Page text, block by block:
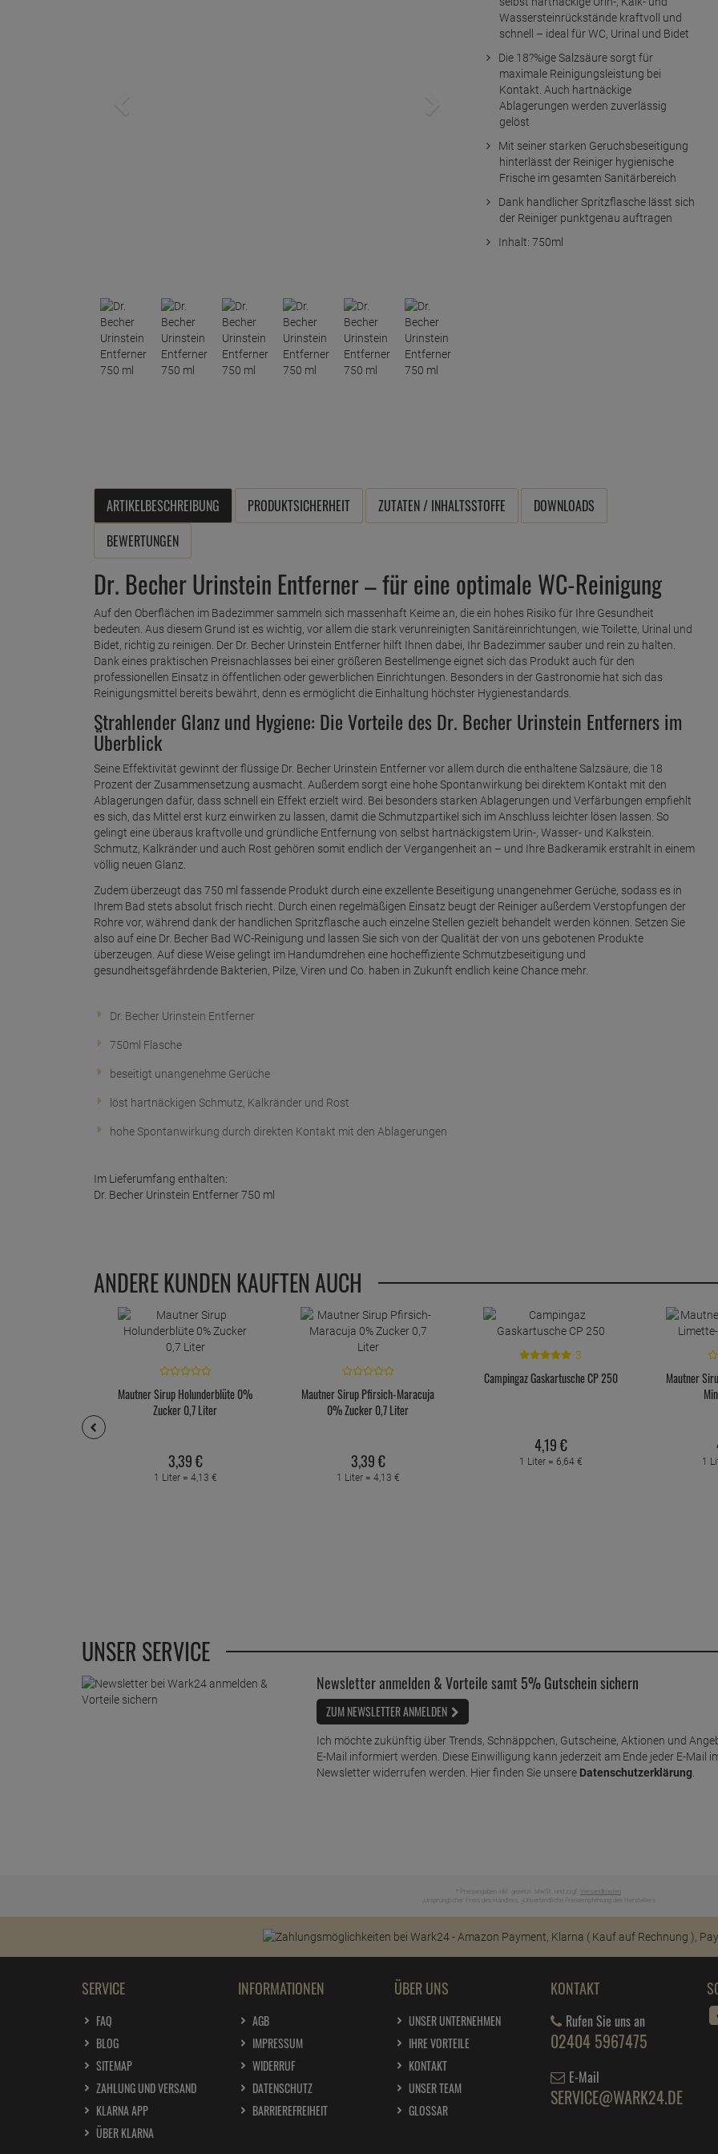
Wassersteinrückstände kraftvoll und
schnell – ideal für WC, Urinal und Bidet
Die 18?%ige Salzsäure sorgt für
maximale Reinigungsleistung bei
Kontakt. Auch hartnäckige
Ablagerungen werden zuverlässig
gelöst
Mit seiner starken Geruchsbeseitigung
hinterlässt der Reiniger hygienische
Frische im gesamten Sanitärbereich
Dank handlicher Spritzflasche lässt sich
der Reiniger punktgenau auftragen
Inhalt: 750ml
ARTIKELBESCHREIBUNG PRODUKTSICHERHEIT ZUTATEN / INHALTSSTOFFE
DOWNLOADS
BEWERTUNGEN
Dr. Becher Urinstein Entferner – für eine optimale WC-Reinigung
Auf den Oberflächen im Badezimmer sammeln sich massenhaft Keime an, die ein hohes Risiko für Ihre Gesundheit
bedeuten. Aus diesem Grund ist es wichtig, vor allem die stark verunreinigten Sanitäreinrichtungen, wie Toilette, Urinal und
Bidet, richtig zu reinigen. Der Dr. Becher Urinstein Entferner hilft Ihnen dabei, Ihr Badezimmer sauber und rein zu halten.
Dank eines praktischen Preisnachlasses bei einer größeren Bestellmenge eignet sich das Produkt auch für den
professionellen Einsatz in öffentlichen oder gewerblichen Einrichtungen. Besonders in der Gastronomie hat sich das
Reinigungsmittel bereits bewährt, denn es ermöglicht die Einhaltung höchster Hygienestandards.
Strahlender Glanz und Hygiene: Die Vorteile des Dr. Becher Urinstein Entferners im
Überblick
Seine Effektivität gewinnt der flüssige Dr. Becher Urinstein Entferner vor allem durch die enthaltene Salzsäure, die 18
Prozent der Zusammensetzung ausmacht. Außerdem sorgt eine hohe Spontanwirkung bei direktem Kontakt mit den
Ablagerungen dafür, dass schnell ein Effekt erzielt wird. Bei besonders starken Ablagerungen und Verfärbungen empfiehlt
es sich, das Mittel erst kurz einwirken zu lassen, damit die Schmutzpartikel sich im Anschluss leichter lösen lassen. So
gelingt eine überaus kraftvolle und gründliche Entfernung von selbst hartnäckigstem Urin-, Wasser- und Kalkstein.
Schmutz, Kalkränder und auch Rost gehören somit endlich der Vergangenheit an – und Ihre Badkeramik erstrahlt in einem
völlig neuen Glanz.
Zudem überzeugt das 750 ml fassende Produkt durch eine exzellente Beseitigung unangenehmer Gerüche, sodass es in
Ihrem Bad stets absolut frisch riecht. Durch einen regelmäßigen Einsatz beugt der Reiniger außerdem Verstopfungen der
Rohre vor, während dank der handlichen Spritzflasche auch einzelne Stellen gezielt behandelt werden können. Setzen Sie
also auf eine Dr. Becher Bad WC-Reinigung und lassen Sie sich von der Qualität der von uns gebotenen Produkte
überzeugen. Auf diese Weise gelingt im Handumdrehen eine hocheffiziente Schmutzbeseitigung und
gesundheitsgefährdende Bakterien, Pilze, Viren und Co. haben in Zukunft endlich keine Chance mehr.
Dr. Becher Urinstein Entferner
750ml Flasche
beseitigt unangenehme Gerüche
löst hartnäckigen Schmutz, Kalkränder und Rost
hohe Spontanwirkung durch direkten Kontakt mit den Ablagerungen
Im Lieferumfang enthalten:
Dr. Becher Urinstein Entferner 750 ml
ANDERE KUNDEN KAUFTEN AUCH
Mautner Sirup Holunderblüte 0%
Zucker 0,7 Liter
3,39€
1 Liter = 4,13 €
Mautner Sirup Pfirsich-Maracuja
0% Zucker 0,7 Liter
3,39€
1 Liter = 4,13 €
3
Campingaz Gaskartusche CP 250
4,19€
1 Liter = 6,64 €
Mautner
1
UNSER SERVICE
Newsletter anmelden & Vorteile samt 5% Gutschein sichern
ZUM NEWSLETTER ANMELDEN
Ich möchte zukünftig über Trends, Schnäppchen, Gutscheine, Aktionen und
E-Mail informiert werden. Diese Einwilligung kann jederzeit am Ende jeder E-Mail
Newsletter widerrufen werden. Hier finden Sie unsere Datenschutzerklärung.
* Preisangaben inkl. gesetzl. MwSt. und zzgl. Versandkosten
Ursprünglicher Preis des Händlers, Unverbindliche Preisempfehlung des Herstellers
SERVICE
FAQ
BLOG
SITEMAP
ZAHLUNG UND VERSAND
KLARNA APP
ÜBER KLARNA
INFORMATIONEN
AGB
IMPRESSUM
WIDERRUF
DATENSCHUTZ
BARRIEREFREIHEIT
ÜBER UNS
UNSER UNTERNEHMEN
IHRE VORTEILE
KONTAKT
UNSER TEAM
GLOSSAR
KONTAKT
Rufen Sie uns an
02404 5967475
E-Mail
SERVICE@WARK24.DE